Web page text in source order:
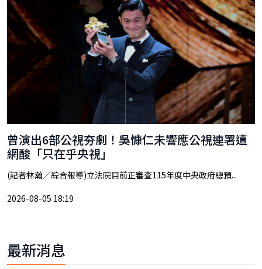
曾演出6部公視夯劇！吳慷仁未響應公視連署遭
網酸「只在乎央視」
(記者林瀚／綜合報導)立法院目前正審查115年度中央政府總預...
2026-08-05 18:19
最新消息